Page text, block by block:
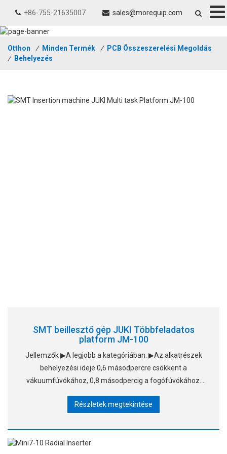
+86-755-21635007 sales@morequip.com
Otthon / Minden Termék /
PCB Összeszerelési Megoldás
/
Behelyezés
SMT beillesztő gép JUKI Többfeladatos
platform JM-100
Jellemzők ▶A legjobb a kategóriában. ▶Az alkatrészek
behelyezési ideje 0,6 másodpercre csökkent a
vákuumfúvókához, 0,8 másodpercig a fogófúvókához.
▶Komponensek táplálása
Részletek megtekintése